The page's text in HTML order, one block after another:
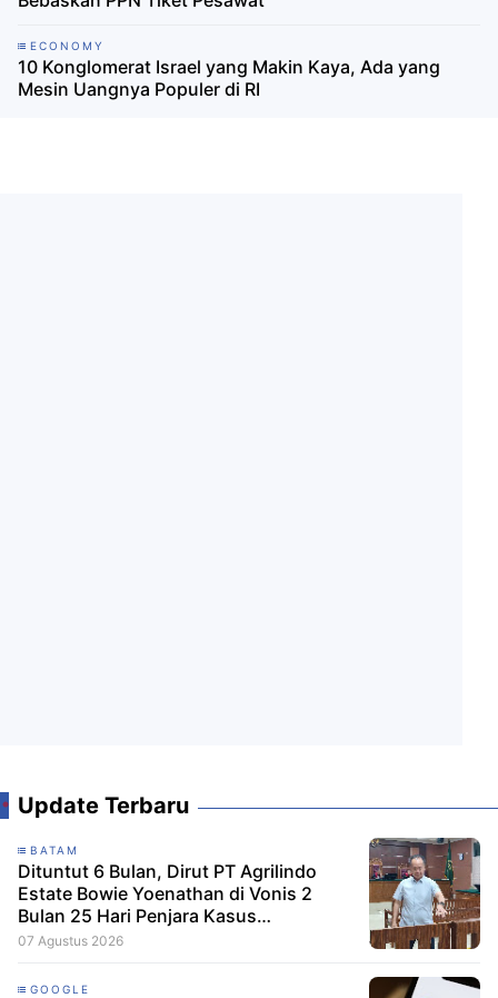
ECONOMY
10 Konglomerat Israel yang Makin Kaya, Ada yang
Mesin Uangnya Populer di RI
Update Terbaru
BATAM
Dituntut 6 Bulan, Dirut PT Agrilindo
Estate Bowie Yoenathan di Vonis 2
Bulan 25 Hari Penjara Kasus
penguasaan Lahan Negara
07 Agustus 2026
GOOGLE